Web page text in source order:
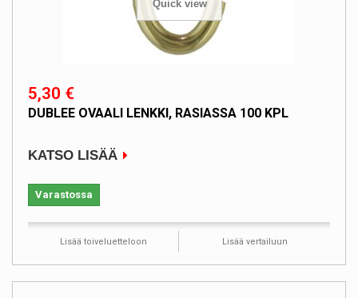
Quick view
5,30 €
DUBLEE OVAALI LENKKI, RASIASSA 100 KPL
KATSO LISÄÄ
Varastossa
Lisää toiveluetteloon Lisää vertailuun